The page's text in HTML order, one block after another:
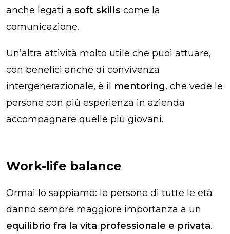
anche legati a soft skills come la
comunicazione.
Un’altra attività molto utile che puoi attuare,
con benefici anche di convivenza
intergenerazionale, è il mentoring, che vede le
persone con più esperienza in azienda
accompagnare quelle più giovani.
Work-life balance
Ormai lo sappiamo: le persone di tutte le età
danno sempre maggiore importanza a un
equilibrio fra la vita professionale e privata.